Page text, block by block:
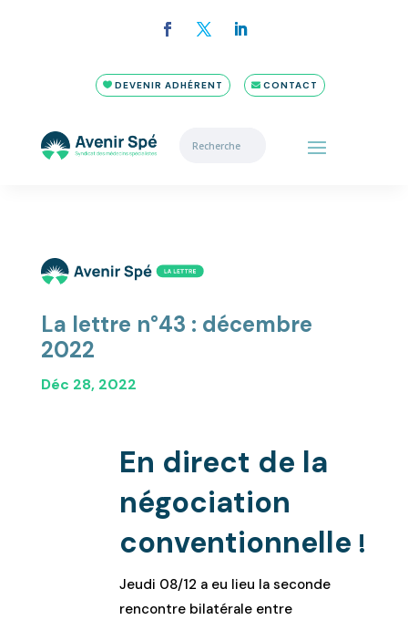
DEVENIR ADHÉRENT CONTACT
La lettre n°43 : décembre
2022
Déc 28, 2022
En direct de la
négociation
conventionnelle !
Jeudi 08/12 a eu lieu la seconde
rencontre bilatérale entre